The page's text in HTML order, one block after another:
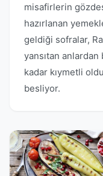
misafirlerin
hazırlanan
geldiği sofralar,
yansıtan anlardan
kadar kıymetli
besliyor.